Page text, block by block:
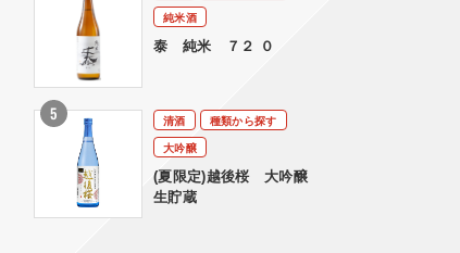
純米酒
泰 純米 ７２ ０
清酒
種類から探す
大吟醸
(夏限定)越後桜 大吟醸
生貯蔵